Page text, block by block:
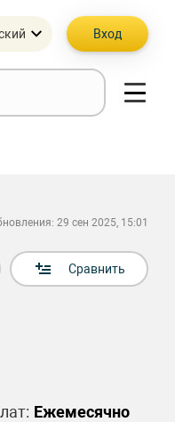
Вход
29 сен 2025, 15:01
Сравнить
Ежемесячно